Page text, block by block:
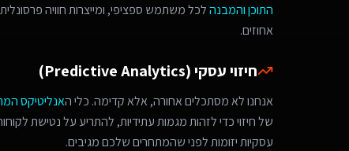
התוכן והמבנהלכל משתמש ספציפי, ומייצרות חוויה
אחוזים.
חיזוי עסקי (Predictive Analytics)
אנחנו לא מסתכלים אחורה, אלא קדימה. כלי האנליטיקס
של חיזוי כדי לזהות מגמות עתידיות, להתריע על נטישת
עסקיות יזומות לפני שהמתחרים שלכם מגיבים.